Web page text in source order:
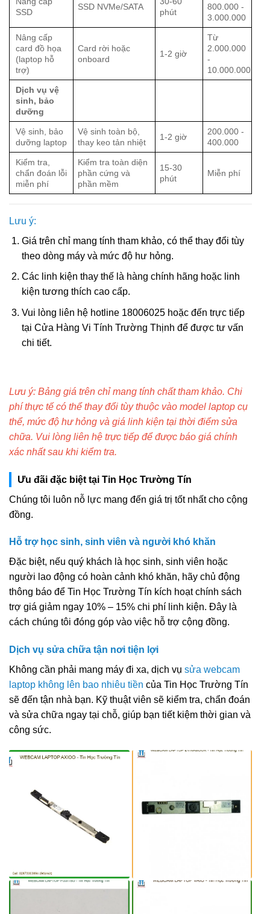
SSD
SSD NVMe/SATA
phút
800.000 -
3.000.000
Nâng cấp
card đồ họa
(laptop hỗ
trợ)
Card rời hoặc
onboard
1-2 giờ
Từ
2.000.000
-
10.000.000
Dịch vụ vệ
sinh, bảo
dưỡng
Vệ sinh, bảo
dưỡng laptop
Vệ sinh toàn bộ,
thay keo tản nhiệt
1-2 giờ
200.000 -
400.000
Kiểm tra,
chẩn đoán lỗi
miễn phí
Kiểm tra toàn diện
phần cứng và
phần mềm
15-30
phút
Miễn phí
Lưu ý:
Giá trên chỉ mang tính tham khảo, có thể thay đổi tùy
theo dòng máy và mức độ hư hỏng.
Các linh kiện thay thế là hàng chính hãng hoặc linh
kiện tương thích cao cấp.
Vui lòng liên hệ hotline 18006025 hoặc đến trực tiếp
tại Cửa Hàng Vi Tính Trường Thịnh để được tư vấn
chi tiết.
Lưu ý: Bảng giá trên chỉ mang tính chất tham khảo. Chi
phí thực tế có thể thay đổi tùy thuộc vào model laptop cụ
thể, mức độ hư hỏng và giá linh kiện tại thời điểm sửa
chữa. Vui lòng liên hệ trực tiếp để được báo giá chính
xác nhất sau khi kiểm tra.
Ưu đãi đặc biệt tại Tin Học Trường Tín
Chúng tôi luôn nỗ lực mang đến giá trị tốt nhất cho cộng
đồng.
Hỗ trợ học sinh, sinh viên và người khó khăn
Đặc biệt, nếu quý khách là học sinh, sinh viên hoặc
người lao động có hoàn cảnh khó khăn, hãy chủ động
thông báo để Tin Học Trường Tín kích hoạt chính sách
trợ giá giảm ngay 10% – 15% chi phí linh kiện. Đây là
cách chúng tôi đóng góp vào việc hỗ trợ cộng đồng.
Dịch vụ sửa chữa tận nơi tiện lợi
Không cần phải mang máy đi xa, dịch vụ sửa webcam
laptop không lên bao nhiêu tiền của Tin Học Trường Tín
sẽ đến tận nhà bạn. Kỹ thuật viên sẽ kiểm tra, chẩn đoán
và sửa chữa ngay tại chỗ, giúp bạn tiết kiệm thời gian và
công sức.